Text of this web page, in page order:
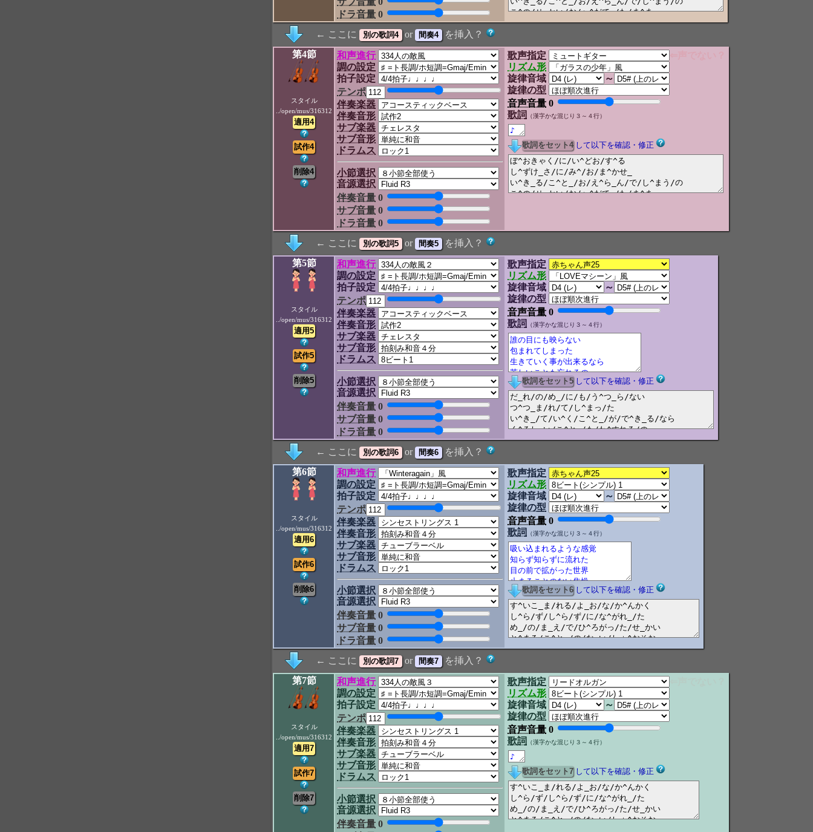
ドラ音量 0
← ここに or
を挿入？
第4節
スタイル
../open/mus/316312
和声進行
調の設定
拍子設定
テンポ
伴奏楽器
伴奏音形
サブ楽器
サブ音形
ドラムス
小節選択
音源選択
伴奏音量 0
サブ音量 0
ドラ音量 0
歌声指定
リズム形
旋律音域
～
旋律の型
音声音量 0
歌詞
（漢字かな混じり３～４行）
して以下を確認・修正
← ここに or
を挿入？
第5節
スタイル
../open/mus/316312
和声進行
調の設定
拍子設定
テンポ
伴奏楽器
伴奏音形
サブ楽器
サブ音形
ドラムス
小節選択
音源選択
伴奏音量 0
サブ音量 0
ドラ音量 0
歌声指定
リズム形
旋律音域
～
旋律の型
音声音量 0
歌詞
（漢字かな混じり３～４行）
して以下を確認・修正
← ここに or
を挿入？
第6節
スタイル
../open/mus/316312
和声進行
調の設定
拍子設定
テンポ
伴奏楽器
伴奏音形
サブ楽器
サブ音形
ドラムス
小節選択
音源選択
伴奏音量 0
サブ音量 0
ドラ音量 0
歌声指定
リズム形
旋律音域
～
旋律の型
音声音量 0
歌詞
（漢字かな混じり３～４行）
して以下を確認・修正
← ここに or
を挿入？
第7節
スタイル
../open/mus/316312
和声進行
調の設定
拍子設定
テンポ
伴奏楽器
伴奏音形
サブ楽器
サブ音形
ドラムス
小節選択
音源選択
伴奏音量 0
歌声指定
リズム形
旋律音域
～
旋律の型
音声音量 0
歌詞
（漢字かな混じり３～４行）
して以下を確認・修正